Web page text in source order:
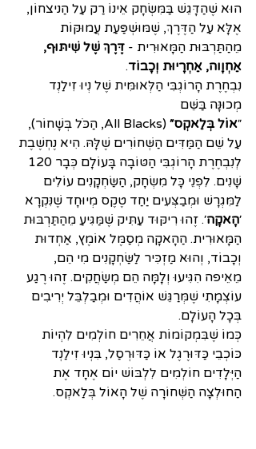
הוּא שֶׁהַדָּגֵשׁ בַּמִּשְׂחָק אֵינוֹ רַק עַל הַניצחוֹן,
אֶלָּא עַל הַדֶּרֶךְ, שֶׁמּוּשְׁפַּעַת עֲמוּקּוֹת
מֵהַתַּרְבּוּת הַמָּאוּרִית - דֶּרֶךְ שֶׁל שִׁיתּוּף,
אַחְוָוה, אַחְרָיוּת וְכָבוֹד.
נִבְחֶרֶת הָרוֹגְבִּי הַלְּאוּמִּית שֶׁל נְיוּ זִילַנְד
מְכוּנָּה בַּשֵּׁם
״אוֺל בְּלַאקְס״
(All Blacks, הַכֹּל בְּשָׁחוֺר),
עַל שֵׁם הַמַּדִּים הַשְּׁחוֺרִים שֶׁלָּהּ. הִיא נֶחְשֶׁבֶת
שָׁנִים. לִפְנֵי כָּל מִשְׂחָק, הַשַּׂחְקָנִים עוֹלִים
לַמִּגְרָשׁ וּמְבַצְּעִים יַחַד טֶקֶס מְיוּחָד שֶׁנִּקְרָא
׳הָאקָה׳. זֶהוּ רִיקּוּד עַתִּיק שֶׁמַּגִּיעַ מֵהַתַּרְבּוּת
הַמָּאוּרִית. הַהָאקָה מְסַמֶּל אוֺמֶץ, אַחְדוּת
וְכָבוֹד, וְהוּא מַזְכִּיר לַשַּׂחְקָנִים מִי הֵם,
מֵאֵיפה הִגִּיעוּ וְלָמָּה הֵם מְשַׂחֲקִים. זֶהוּ רֶגַע
עוֺצְמָתִי שֶׁמְּרַגֵּשׁ אוֹהֲדִים וּמְבַלְבֵּל יְרִיבִים
בְּכָל הָעוֹלָם.
כְּמוֹ שֶׁבִּמְקוֹמוֹת אֲחֵרִים חוֹלְמִים לִהְיוֹת
כּוֹכְבֵי כַּדּוּרֶגֶל אוֹ כַּדּוּרְסַל, בִּנְיוּ זִילַנְד
הַיְּלָדִים חוֹלְמִים לִלְבּוֺשׁ יוֹם אֶחָד אֶת
הַחוּלְצָה הַשְּׁחוֺרָה שֶׁל הָאוֺל בְּלַאקְס.